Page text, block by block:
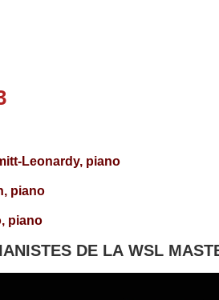
Leonardy, piano
piano
piano
DE LA WSL